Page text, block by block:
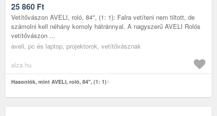
25 860 Ft
Vetítővászon AVELI, roló, 84", (1: 1): Falra vetíteni nem tiltott, de
számolni kell néhány komoly hátránnyal. A nagyszerű AVELI Rolós
vetítővászon ...
aveli, pc és laptop, projektorok, vetítővásznak
alza.hu
Hasonlók, mint AVELI, roló, 84", (1: 1)